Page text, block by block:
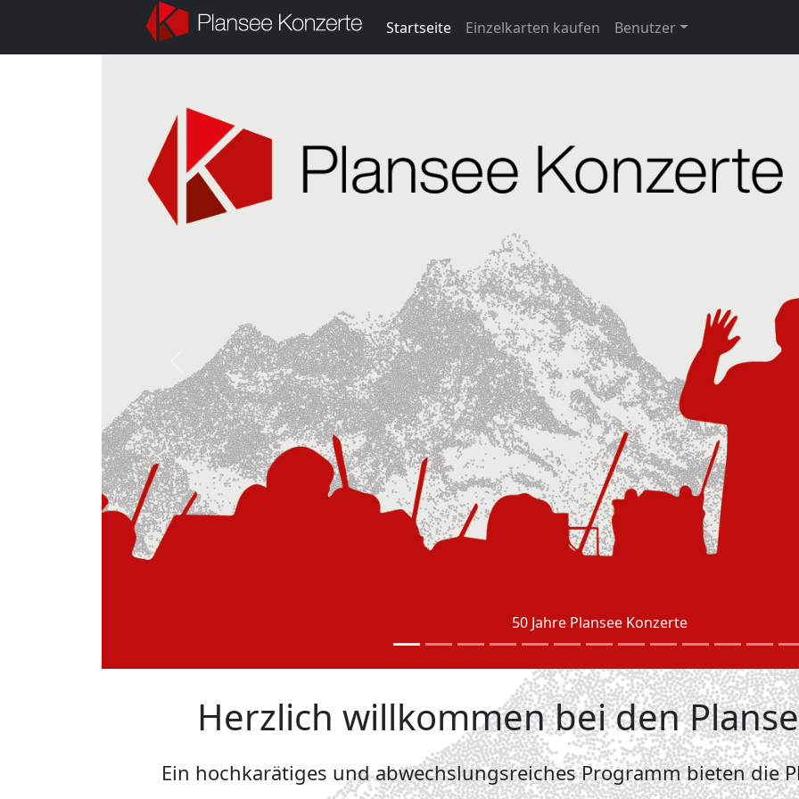
Startseite Einzelkarten kaufen Benutzer
50 Jahre Plansee Konzerte
Previous
Herzlich willkommen bei den
Ein hochkarätiges und abwechslungsreiches Programm bieten die